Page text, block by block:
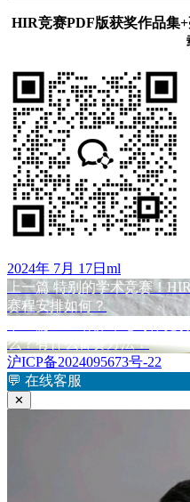
HIR竞赛PDF版获奖作品集
发
布
于
2024年 7月 17日 作
者
ml
文
章
导
航
上一篇 上
篇
章：
特别的学术竞赛！
赛程安排如何？
篇
文
章：
么？有什么备赛方法？
沪ICP备2024095673号-22
💬 在线客服
✕